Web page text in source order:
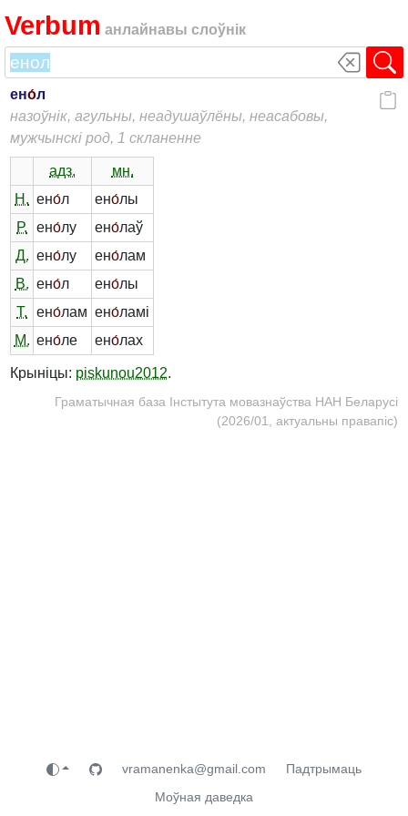
Verbum анлайнавы слоўнік
ено́л
назоўнік, агульны, неадушаўлёны, неасабовы,
мужчынскі род, 1 скланенне
адз.
мн.
Н. ено́л ено́лы
Р.
ено́лу ено́лаў
Д. ено́лу ено́лам
В. ено́л ено́лы
Т.
ено́лам ено́ламі
М. ено́ле ено́лах
Крыніцы: piskunou2012.
Граматычная база Інстытута мовазнаўства НАН Беларусі
(2026/01, актуальны правапіс)
vramanenka@gmail.com
Падтрымаць
Моўная даведка